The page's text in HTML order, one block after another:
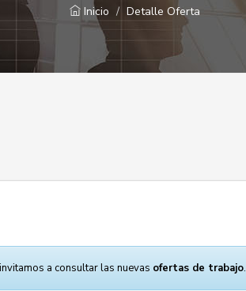
Inicio Detalle Oferta
a consultar las nuevas ofertas de trabajo.